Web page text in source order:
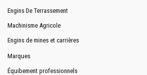
Engins De Terrassement
Machinisme Agricole
Engins de mines et carrières
Marques
Équibement professionnels